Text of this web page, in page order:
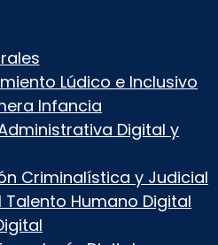
Lúdico e Inclusivo
Infancia
Digital y
Criminalística y Judicial
Talento Humano Digital